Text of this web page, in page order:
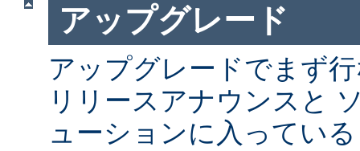
アップグレード
アップグレードでまず
リリースアナウンスと
ューションに入ってい